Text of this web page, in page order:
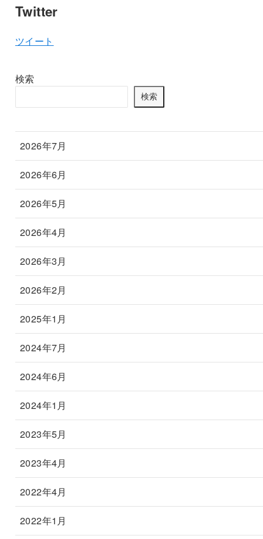
Twitter
ツイート
検索
検索
2026年7月
2026年6月
2026年5月
2026年4月
2026年3月
2026年2月
2025年1月
2024年7月
2024年6月
2024年1月
2023年5月
2023年4月
2022年4月
2022年1月